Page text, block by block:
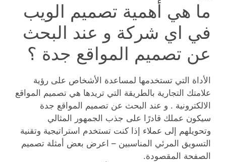
ما هي أهمية تصميم الويب
في اي شركة و عند البحث
عن تصميم المواقع جدة ؟
الأداة التي تستخدمها لمساعدة الأشخاص على رؤية
علامتك التجارية بالطريقة التي تريدها هي تصميم المواقع
الالكترونية . و عند البحث عن تصميم المواقع جدة
سيكون عملك قادرًا على جذب الجمهور المثالي
وتحويلهم إلى عملاء إذا كنت تستخدم استراتيجية وتقنية
التسويق المرئي المناسبين – اعرض بعض أمثلة تصميم
الصفحة المقصودة.